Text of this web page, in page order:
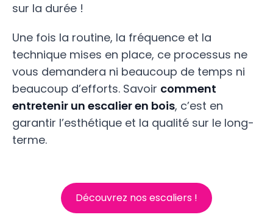
sur la durée !
Une fois la routine, la fréquence et la
technique mises en place, ce processus ne
vous demandera ni beaucoup de temps ni
beaucoup d’efforts. Savoir comment
entretenir un escalier en bois, c’est en
garantir l’esthétique et la qualité sur le long-
terme.
Découvrez nos escaliers !